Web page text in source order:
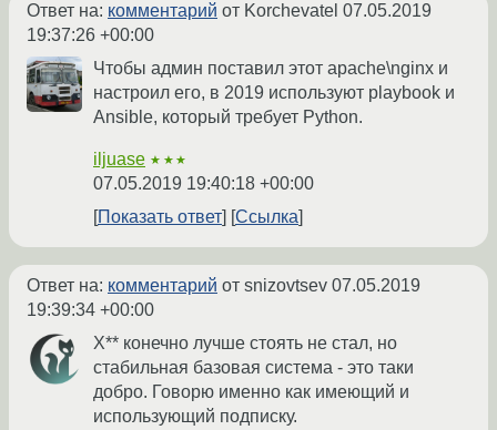
Ответ на: комментарий от Korchevatel 07.05.2019
19:37:26 +00:00
Чтобы админ поставил этот apache\nginx и
настроил его, в 2019 используют playbook и
Ansible, который требует Python.
iljuase ★★★
07.05.2019 19:40:18 +00:00
Показать ответ
Ссылка
Ответ на: комментарий от snizovtsev 07.05.2019
19:39:34 +00:00
Х** конечно лучше стоять не стал, но
стабильная базовая система - это таки
добро. Говорю именно как имеющий и
использующий подписку.